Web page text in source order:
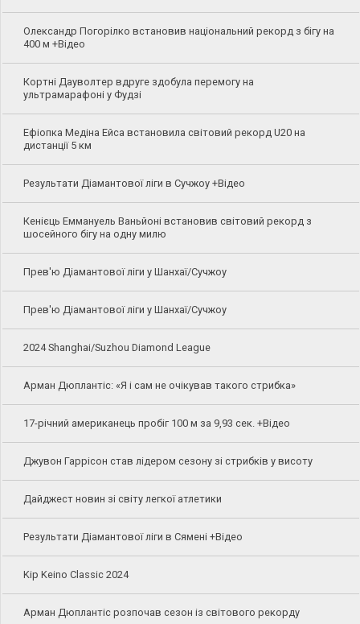
Олександр Погорілко встановив національний рекорд з бігу на
400 м +Відео
Кортні Дауволтер вдруге здобула перемогу на
ультрамарафоні у Фудзі
Ефіопка Медіна Ейса встановила світовий рекорд U20 на
дистанції 5 км
Результати Діамантової ліги в Сучжоу +Відео
Кенієць Еммануель Ваньйоні встановив світовий рекорд з
шосейного бігу на одну милю
Прев'ю Діамантової ліги у Шанхаї/Сучжоу
Прев'ю Діамантової ліги у Шанхаї/Сучжоу
2024 Shanghai/Suzhou Diamond League
Арман Дюплантіс: «Я і сам не очікував такого стрибка»
17-річний американець пробіг 100 м за 9,93 сек. +Відео
Джувон Гаррісон став лідером сезону зі стрибків у висоту
Дайджест новин зі світу легкої атлетики
Результати Діамантової ліги в Сямені +Відео
Kip Keino Classic 2024
Арман Дюплантіс розпочав сезон із світового рекорду